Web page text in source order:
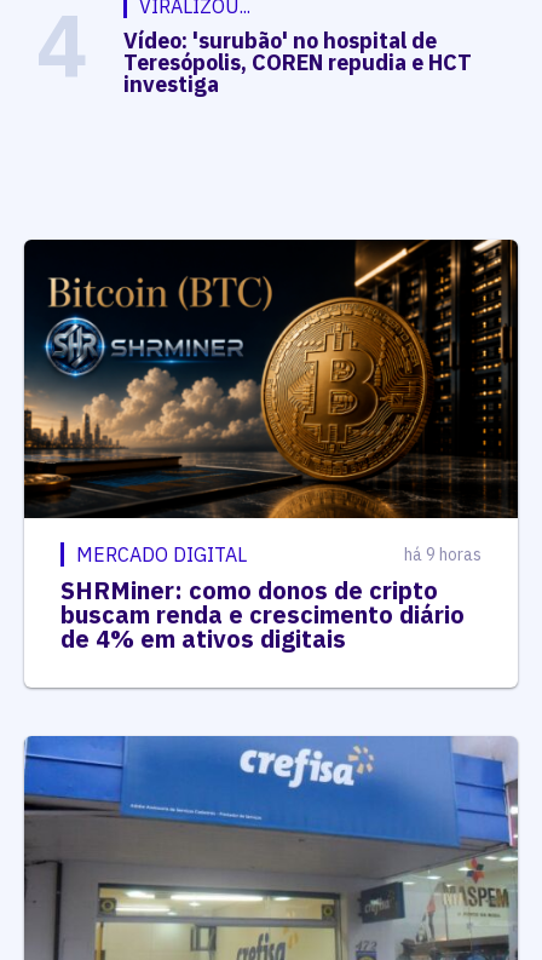
4 VIRALIZOU...
Vídeo: 'surubão' no hospital de
Teresópolis, COREN repudia e HCT
investiga
MERCADO DIGITAL há 9 horas
SHRMiner: como donos de cripto
buscam renda e crescimento diário
de 4% em ativos digitais